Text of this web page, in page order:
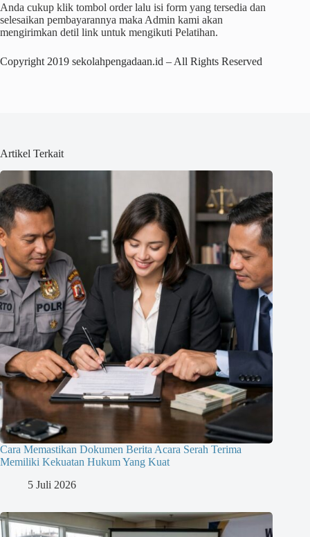
Anda cukup klik tombol order lalu isi form yang tersedia dan
selesaikan pembayarannya maka Admin kami akan
mengirimkan detil link untuk mengikuti Pelatihan.
Copyright 2019 sekolahpengadaan.id – All Rights Reserved
Artikel Terkait
Cara Memastikan Dokumen Berita Acara Serah Terima
Memiliki Kekuatan Hukum Yang Kuat
5 Juli 2026